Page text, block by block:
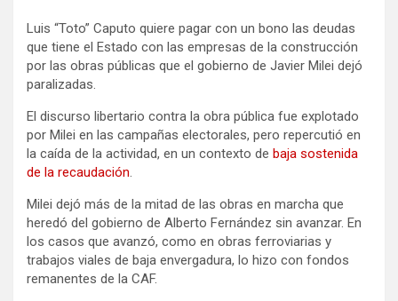
Luis “Toto” Caputo quiere pagar con un bono las deudas
que tiene el Estado con las empresas de la construcción
por las obras públicas que el gobierno de Javier Milei dejó
paralizadas.
El discurso libertario contra la obra pública fue explotado
por Milei en las campañas electorales, pero repercutió en
la caída de la actividad, en un contexto de baja sostenida
de la recaudación
Milei dejó más de la mitad de las obras en marcha que
heredó del gobierno de Alberto Fernández sin avanzar. En
los casos que avanzó, como en obras ferroviarias y
trabajos viales de baja envergadura, lo hizo con fondos
remanentes de la CAF.